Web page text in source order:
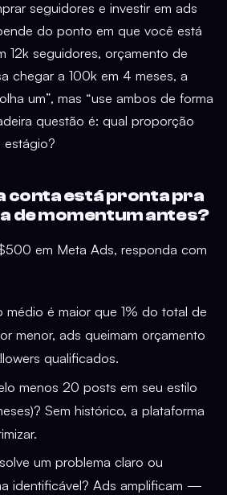
seguidores e investir em ads
do ponto em que você está
12k seguidores, orçamento de
chegar a 100k em 4 meses, a
um”, mas “use ambos de forma
questão é: qual proporção
estágio?
conta está pronta pra
de momentum antes?
em Meta Ads, responda com
médio é maior que 1% do total de
menor, ads queimam orçamento
qualificados.
menos 20 posts em seu estilo
Sem histórico, a plataforma
um problema claro ou
identificável? Ads amplificam —